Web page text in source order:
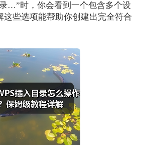
…”时，你会看到一个包含多个设
这些选项能帮助你创建出完全符合